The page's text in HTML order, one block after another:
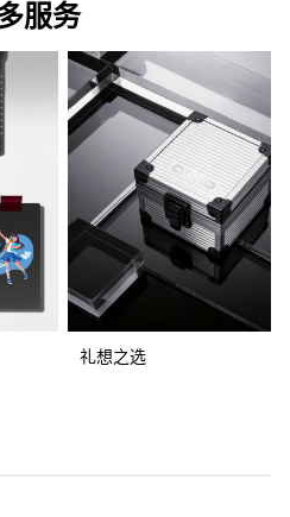
服务
礼想之选